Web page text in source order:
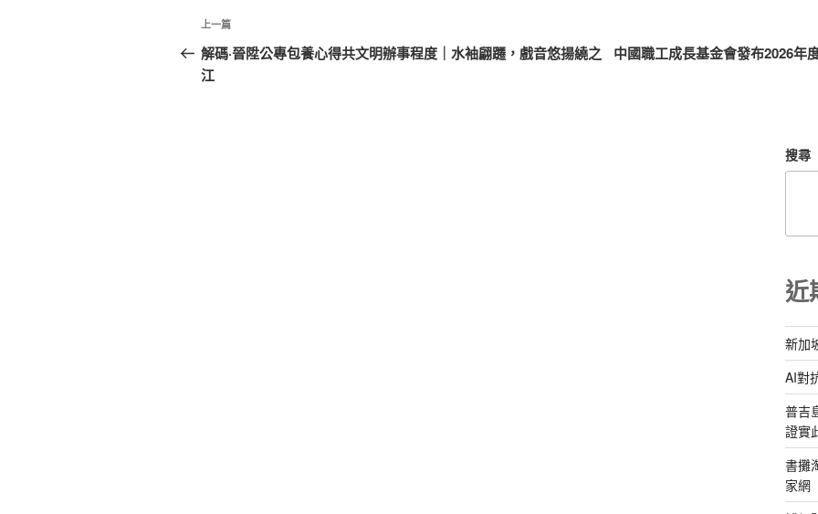
文
章
導
上
一
篇
上一篇
解碼·晉陞公專包養心得共文明辦事程度｜水袖翩躚，戲音悠揚繞之
江
中國職工成長基金會發布2026年
搜尋
近
新加
AI對
普吉
證實
書攤
家網